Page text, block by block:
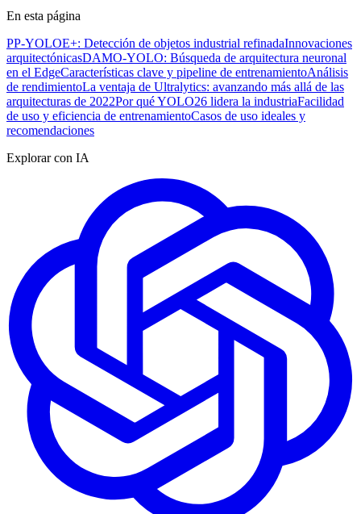
En esta página
PP-YOLOE+: Detección de objetos industrial refinadaInnovaciones
arquitectónicasDAMO-YOLO: Búsqueda de arquitectura neuronal
en el EdgeCaracterísticas clave y pipeline de entrenamientoAnálisis
de rendimientoLa ventaja de Ultralytics: avanzando más allá de las
arquitecturas de 2022Por qué YOLO26 lidera la industriaFacilidad
de uso y eficiencia de entrenamientoCasos de uso ideales y
recomendaciones
Explorar con IA